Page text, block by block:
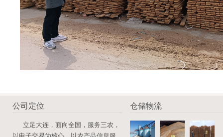
公司定位
立足大连，面向全国，服务三农，
仓储物流